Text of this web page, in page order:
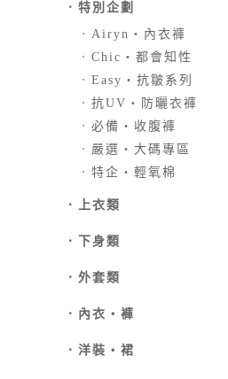
． 特別企劃
． Airyn‧內衣褲
． Chic‧都會知性
． Easy‧抗皺系列
． 抗UV‧防曬衣褲
． 必備‧收腹褲
． 嚴選‧大碼專區
． 特企‧輕氧棉
． 上衣類
． 下身類
．外套類
． 內衣‧褲
． 洋裝‧裙